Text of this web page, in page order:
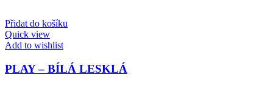
Přidat do košíku
Quick view
Add to wishlist
PLAY – BÍLÁ LESKLÁ